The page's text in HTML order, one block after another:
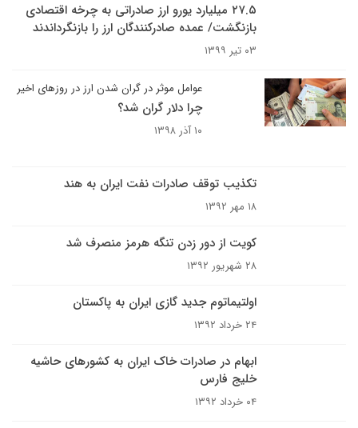
۲۷.۵ میلیارد یورو ارز صادراتی به چرخه اقتصادی
بازنگشت/ عمده صادرکنندگان ارز را بازنگرداندند
۰۳ تیر ۱۳۹۹
عوامل موثر در گران شدن ارز در روزهای اخیر
چرا دلار گران شد؟
۱۰ آذر ۱۳۹۸
تکذیب توقف صادرات نفت ایران به هند
۱۸ مهر ۱۳۹۲
کویت از دور زدن تنگه هرمز منصرف شد
۲۸ شهریور ۱۳۹۲
اولتیماتوم جدید گازی ایران به پاکستان
۲۴ خرداد ۱۳۹۲
ابهام در صادرات خاک ایران به کشور‌های حاشیه
خلیج فارس
۰۴ خرداد ۱۳۹۲